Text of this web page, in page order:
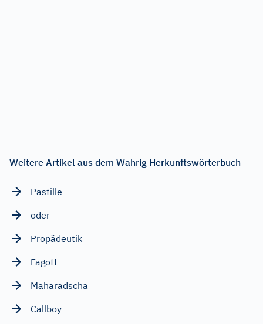
Weitere Artikel aus dem Wahrig Herkunftswörterbuch
Pastille
oder
Propädeutik
Fagott
Maharadscha
Callboy